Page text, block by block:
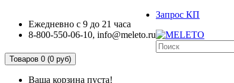
Ежедневно с 9 до 21 часа
8-800-550-06-10, info@meleto.ru
Запрос КП
Товаров 0 (0 pуб)
Ваша корзина пуста!